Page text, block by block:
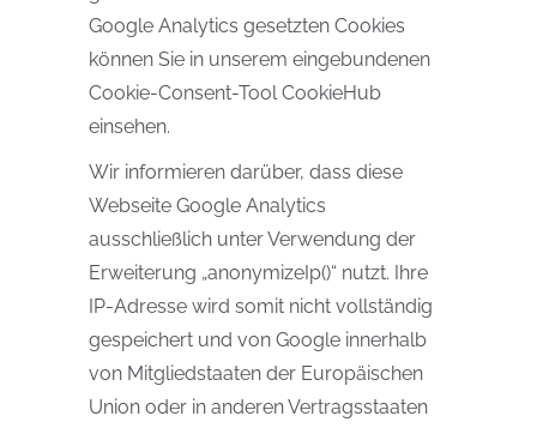
Google Analytics gesetzten Cookies
können Sie in unserem eingebundenen
Cookie-Consent-Tool CookieHub
einsehen.
Wir informieren darüber, dass diese
Webseite Google Analytics
ausschließlich unter Verwendung der
Erweiterung „anonymizeIp()“ nutzt. Ihre
IP-Adresse wird somit nicht vollständig
gespeichert und von Google innerhalb
von Mitgliedstaaten der Europäischen
Union oder in anderen Vertragsstaaten